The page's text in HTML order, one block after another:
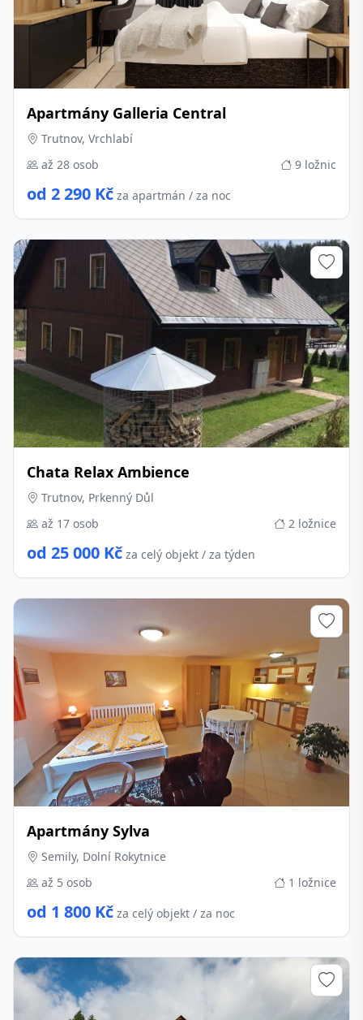
Apartmány Galleria Central
Trutnov, Vrchlabí
až 28 osob
9 ložnic
od 2 290 Kč za apartmán / za noc
Chata Relax Ambience
Trutnov, Prkenný Důl
až 17 osob
2 ložnice
od 25 000 Kč za celý objekt / za týden
Apartmány Sylva
Semily, Dolní Rokytnice
až 5 osob
1 ložnice
od 1 800 Kč za celý objekt / za noc